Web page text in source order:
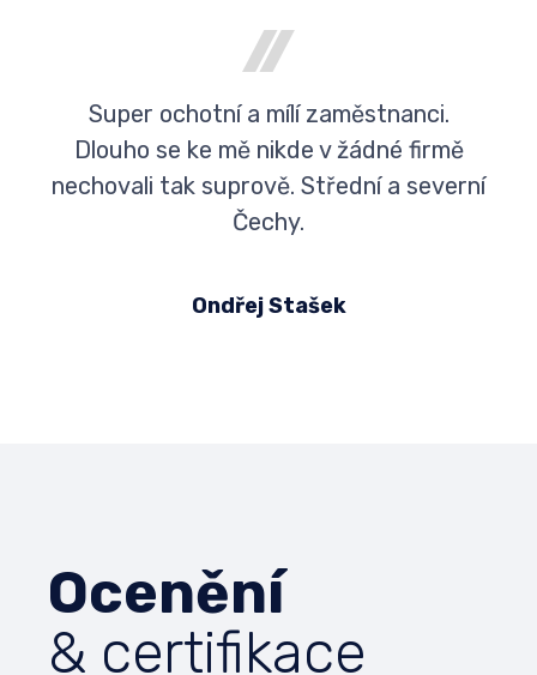
Super ochotní a mílí zaměstnanci.
Dlouho se ke mě nikde v žádné firmě
nechovali tak suprově. Střední a severní
Čechy.
Ondřej Stašek
Ocenění
& certifikace